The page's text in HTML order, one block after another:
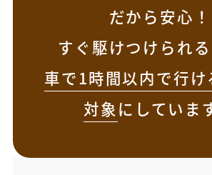
だから安心！
すぐ駆けつけられ
車で1時間以内で行け
対象にしていま